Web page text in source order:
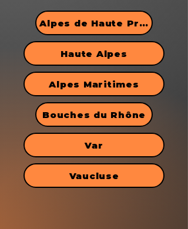
Alpes de Haute Provence
Haute Alpes
Alpes Maritimes
Bouches du Rhône
Var
Vaucluse